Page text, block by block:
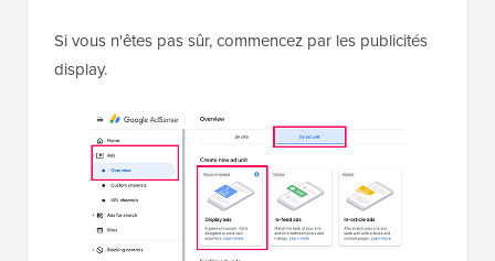
Si vous n'êtes pas sûr, commencez par les publicités
display.